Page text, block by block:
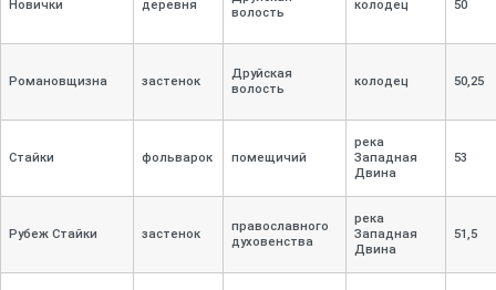
Новички деревня
волость
колодец 50
Романовщизна застенок
Друйская
волость
колодец 50,25
Стайки фольварок помещичий
река
Западная
Двина
53
Рубеж Стайки застенок
православного
духовенства
река
Западная
Двина
51,5